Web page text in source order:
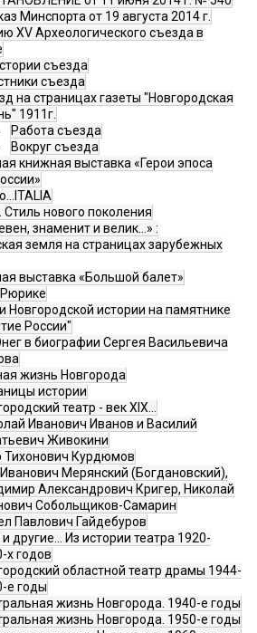
Минспорта от 19 августа 2014 г.
XV Археологического съезда в
съезда
съезда
на страницах газеты "Новгородская
1911г.
Работа съезда
Вокруг съезда
книжная выставка «Герои эпоса
Стиль нового поколения
знаменит и велик…» :
земля на страницах зарубежных
выставка «Большой балет»
Новгородской истории на памятнике
России"
в биографии Сергея Васильевича
жизнь Новгорода
истории
театр - век XIX…
Иванович Иванов и Василий
Живокини
Тихонович Курдюмов
Мерянский (Богдановский),
Александрович Кригер, Николай
Собольщиков-Самарин
Павлович Гайдебуров
другие… Из истории театра 1920-
х годов
областной театр драмы 1944-
е годы
жизнь Новгорода. 1940-е годы
жизнь Новгорода. 1950-е годы